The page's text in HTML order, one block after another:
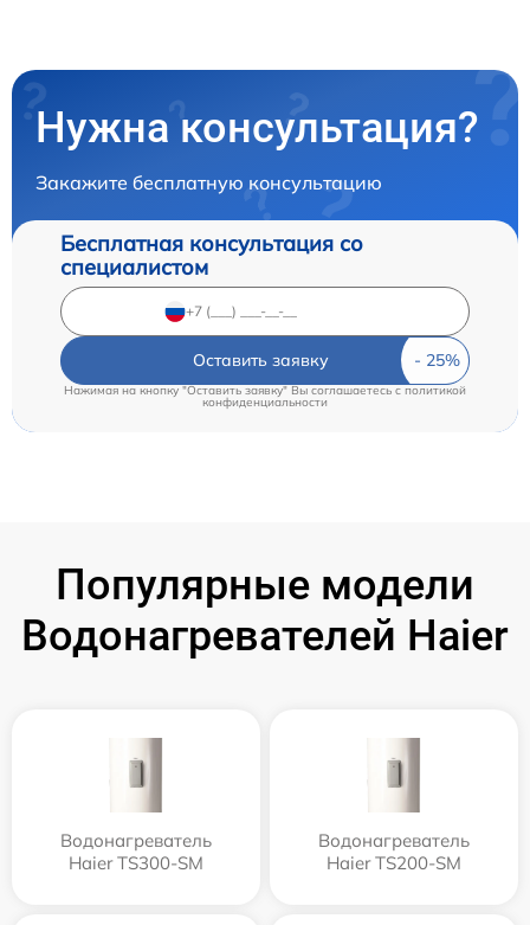
Нужна консультация?
Закажите бесплатную консультацию
Бесплатная консультация со
специалистом
Оставить заявку
Нажимая на кнопку "Оставить заявку" Вы соглашаетесь cполитикой
конфиденциальности
Популярные модели
Водонагревателей Haier
Водонагреватель
Haier TS300-SM
Водонагреватель
Haier TS200-SM